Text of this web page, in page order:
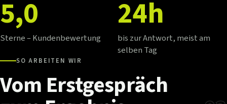
5,0
Sterne – Kundenbewertung
24h
bis zur Antwort, meist am
selben Tag
SO ARBEITEN WIR
Vom Erstgespräch